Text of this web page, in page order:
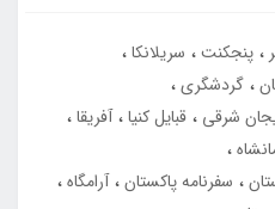
پنجکنت
سریلانکا
گردشگری
شرقی
قبایل کنیا آفریقا
سفرنامه پاکستان آرامگاه